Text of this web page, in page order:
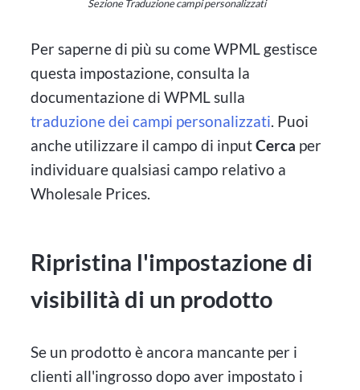
Sezione Traduzione campi personalizzati
Per saperne di più su come WPML gestisce
questa impostazione, consulta la
documentazione di WPML sulla
traduzione dei campi personalizzati. Puoi
anche utilizzare il campo di inputCerca per
individuare qualsiasi campo relativo a
Wholesale Prices.
Ripristina l'impostazione di
visibilità di un prodotto
Se un prodotto è ancora mancante per i
clienti all'ingrosso dopo aver impostato i